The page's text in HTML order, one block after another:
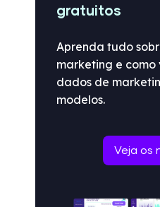
gratuitos
Aprenda tudo
marketing e como
dados de
modelos.
Veja os